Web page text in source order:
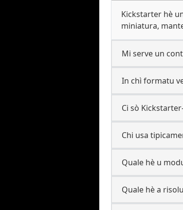
Kickstarter hè
miniatura,
Mi serve un
In chì formatu
Ci sò
Chi usa
Quale hè u
Quale hè a